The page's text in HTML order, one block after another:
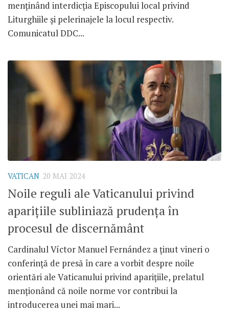
menținând interdicția Episcopului local privind
Liturghiile și pelerinajele la locul respectiv.
Comunicatul DDC...
VATICAN 20 MAI 2024
Noile reguli ale Vaticanului privind
aparițiile subliniază prudența în
procesul de discernământ
Cardinalul Víctor Manuel Fernández a ținut vineri o
conferință de presă în care a vorbit despre noile
orientări ale Vaticanului privind aparițiile, prelatul
menționând că noile norme vor contribui la
introducerea unei mai mari...